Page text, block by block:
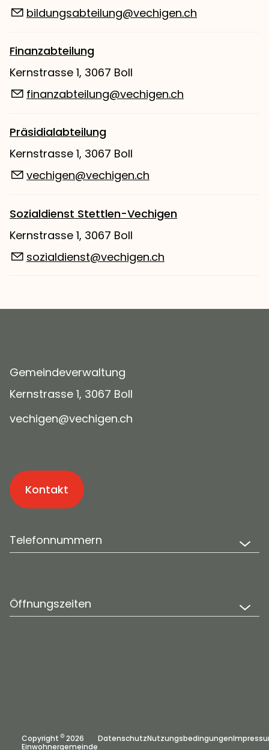
bildungsabteilung@vechigen.ch
Finanzabteilung
Kernstrasse 1, 3067 Boll
finanzabteilung@vechigen.ch
Präsidialabteilung
Kernstrasse 1, 3067 Boll
vechigen@vechigen.ch
Sozialdienst Stettlen-Vechigen
Kernstrasse 1, 3067 Boll
sozialdienst@vechigen.ch
Gemeindeverwaltung
Kernstrasse 1, 3067 Boll
v ch g n v ch g n ch
Kontakt
Telefonnummern
Öffnungszeiten
Copyright © 2026
Einwohnergemeinde
DatenschutzNutzungsbedingungen